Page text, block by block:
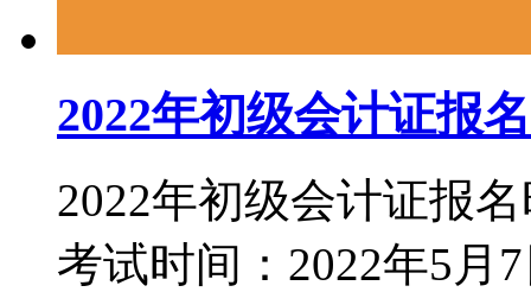
2022年初级会计证报
2022年初级会计证报
考试时间：2022年5月